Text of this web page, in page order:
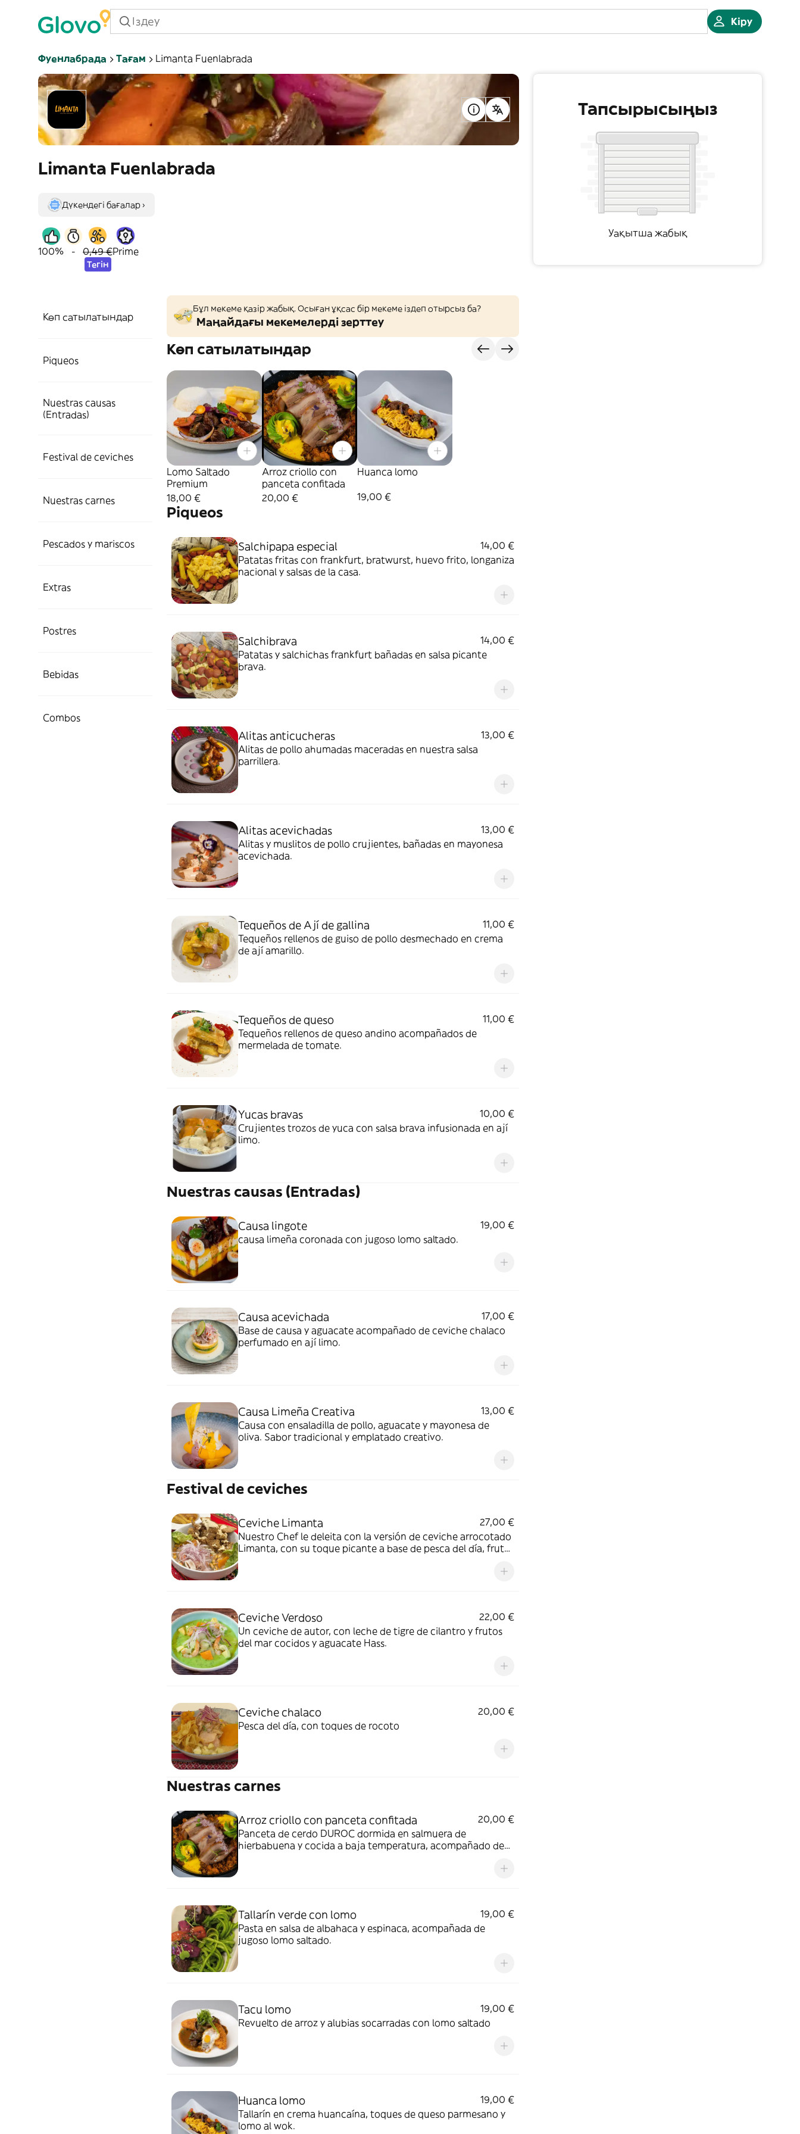
Кіру
Фуенлабрада Тағам Limanta Fuenlabrada
Limanta Fuenlabrada
Дүкендегі бағалар ›
100% - 0,49 €
Тегін
Prime
Көп сатылатындар
Piqueos
Nuestras causas
(Entradas)
Festival de ceviches
Nuestras carnes
Pescados y mariscos
Extras
Postres
Bebidas
Combos
Бұл мекеме қазір жабық. Осыған ұқсас бір мекеме іздеп отырсыз ба?
Маңайдағы мекемелерді зерттеу
Көп сатылатындар
Lomo Saltado
Premium
18,00 €
Arroz criollo con
panceta confitada
20,00 €
Huanca lomo
19,00 €
Piqueos
Salchipapa especial
14,00 €
Patatas fritas con frankfurt, bratwurst, huevo frito, longaniza
nacional y salsas de la casa.
Salchibrava
14,00 €
Patatas y salchichas frankfurt bañadas en salsa picante
brava.
Alitas anticucheras
13,00 €
Alitas de pollo ahumadas maceradas en nuestra salsa
parrillera.
Alitas acevichadas
13,00 €
Alitas y muslitos de pollo crujientes, bañadas en mayonesa
acevichada.
Tequeños de Ají de gallina
11,00 €
Tequeños rellenos de guiso de pollo desmechado en crema
de ají amarillo.
Tequeños de queso
11,00 €
Tequeños rellenos de queso andino acompañados de
mermelada de tomate.
Yucas bravas
10,00 €
Crujientes trozos de yuca con salsa brava infusionada en ají
limo.
Nuestras causas (Entradas)
Causa lingote
19,00 €
causa limeña coronada con jugoso lomo saltado.
Causa acevichada
17,00 €
Base de causa y aguacate acompañado de ceviche chalaco
perfumado en ají limo.
Causa Limeña Creativa
13,00 €
Causa con ensaladilla de pollo, aguacate y mayonesa de
oliva. Sabor tradicional y emplatado creativo.
Festival de ceviches
Ceviche Limanta
27,00 €
Nuestro Chef le deleita con la versión de ceviche arrocotado
Limanta, con su toque picante a base de pesca del día, frutos
Ceviche Verdoso
22,00 €
Un ceviche de autor, con leche de tigre de cilantro y frutos
del mar cocidos y aguacate Hass.
Ceviche chalaco
20,00 €
Pesca del día, con toques de rocoto
Nuestras carnes
Arroz criollo con panceta confitada
20,00 €
Panceta de cerdo DUROC dormida en salmuera de
hierbabuena y cocida a baja temperatura, acompañado de
Tallarín verde con lomo
19,00 €
Pasta en salsa de albahaca y espinaca, acompañada de
jugoso lomo saltado.
Tacu lomo
19,00 €
Revuelto de arroz y alubias socarradas con lomo saltado
Huanca lomo
19,00 €
Tallarín en crema huancaína, toques de queso parmesano y
lomo al wok.
Тапсырысыңыз
Уақытша жабық